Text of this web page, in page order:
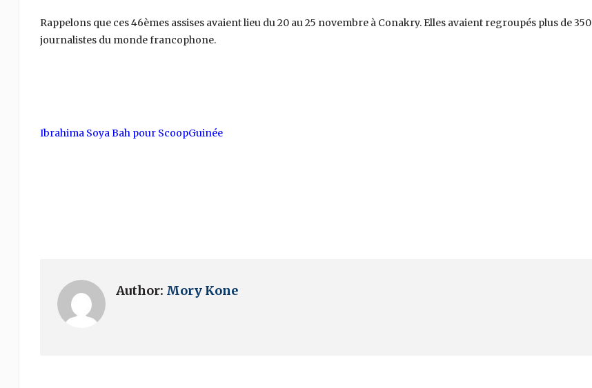
Rappelons que ces 46èmes assises avaient lieu du 20 au 25 novembre à Conakry. Elles avaient regroupés plus de 350
journalistes du monde francophone.
Ibrahima Soya Bah pour ScoopGuinée
Author: Mory Kone